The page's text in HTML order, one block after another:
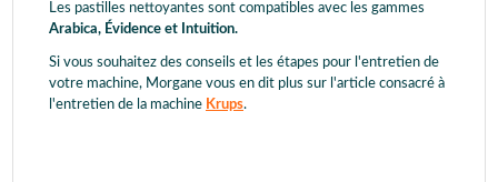
Les pastilles nettoyantes sont compatibles avec les gammes
Arabica, Évidence et Intuition.
Si vous souhaitez des conseils et les étapes pour l'entretien de
votre machine, Morgane vous en dit plus sur l'article consacré à
l'entretien de la machine Krups.